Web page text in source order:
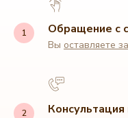
Обращение с
Вы оставляете
Консультация